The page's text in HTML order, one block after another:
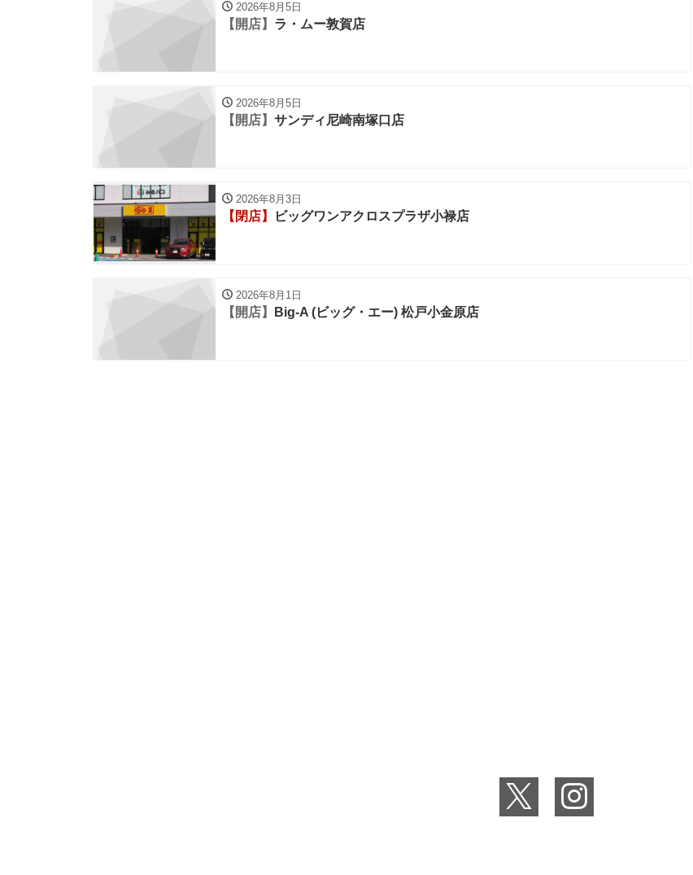
2026年8月5日
【開店】 ラ・ムー敦賀店
2026年8月5日
【開店】 サンディ尼崎南塚口店
2026年8月3日
【閉店】 ビッグワンアクロスプラザ小禄店
2026年8月1日
【開店】 Big-A (ビッグ・エー) 松戸小金原店